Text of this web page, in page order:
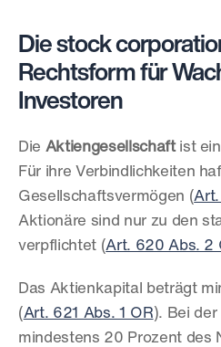
Die stock
Rechtsform für
Investoren
Die Aktiengesellschaft ist
Für ihre Verbindlichkeiten
Gesellschaftsvermögen (
Aktionäre sind nur zu den
verpflichtet (Art. 620 Abs. 2
Das Aktienkapital beträgt
(Art. 621 Abs. 1 OR). Bei
mindestens 20 Prozent des